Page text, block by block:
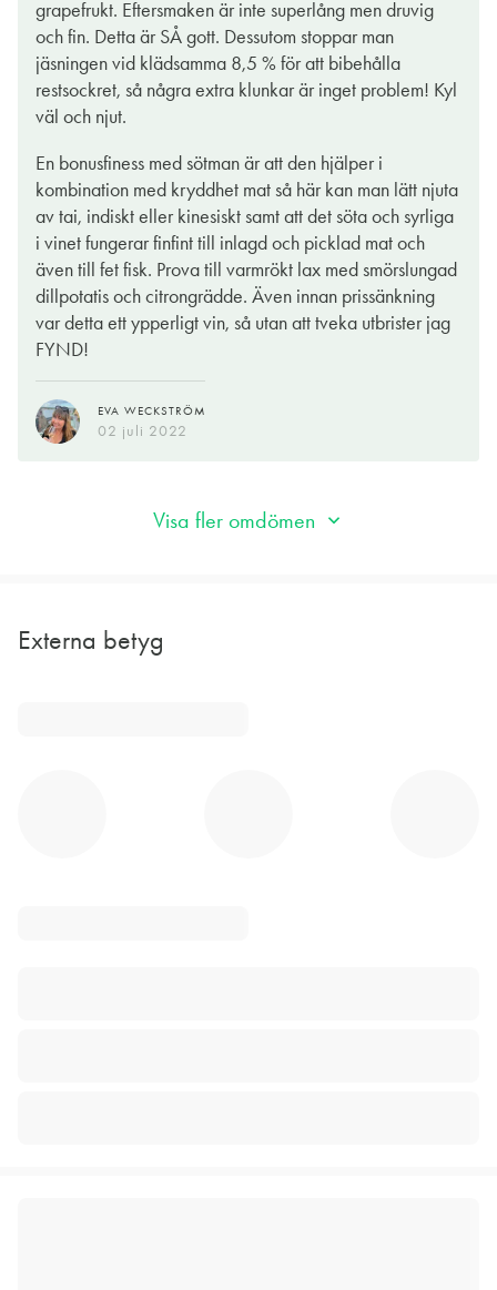
grapefrukt. Eftersmaken är inte superlång men druvig
och fin. Detta är SÅ gott. Dessutom stoppar man
jäsningen vid klädsamma 8,5 % för att bibehålla
restsockret, så några extra klunkar är inget problem! Kyl
väl och njut.
En bonusfiness med sötman är att den hjälper i
kombination med kryddhet mat så här kan man lätt njuta
av tai, indiskt eller kinesiskt samt att det söta och syrliga
i vinet fungerar finfint till inlagd och picklad mat och
även till fet fisk. Prova till varmrökt lax med smörslungad
dillpotatis och citrongrädde. Även innan prissänkning
var detta ett ypperligt vin, så utan att tveka utbrister jag
FYND!
EVA WECKSTRÖM
02 juli 2022
thailändska.
JENNY ASPLUND
09 aug. 2022
Visa fler omdömen
Externa betyg